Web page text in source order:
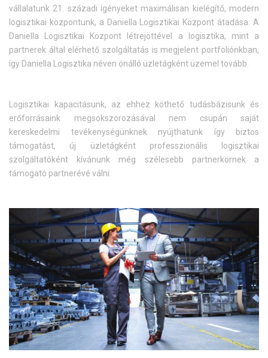
vállalatunk 21. századi igényeket maximálisan kielégítő, modern
logisztikai központunk, a Daniella Logisztikai Központ átadása. A
Daniella Logisztikai Központ létrejöttével a logisztika, mint a
partnerek által elérhető szolgáltatás is megjelent portfoliónkban,
így Daniella Logisztika néven önálló üzletágként üzemel tovább.
Logisztikai kapacitásunk, az ehhez köthető tudásbázisunk és
erőforrásaink megsokszorozásával nem csupán saját
kereskedelmi tevékenységünknek nyújthatunk így biztos
támogatást, új üzletágként professzionális logisztikai
szolgáltatóként kívánunk még szélesebb partnerkörnek a
támogató partnerévé válni.